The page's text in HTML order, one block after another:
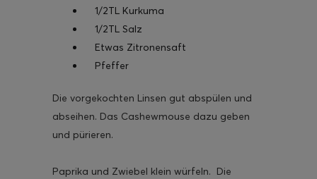
1/2TL Kurkuma
1/2TL Salz
Etwas Zitronensaft
Pfeffer
Die vorgekochten Linsen gut abspülen und
abseihen. Das Cashewmouse dazu geben
und pürieren.
Paprika und Zwiebel klein würfeln. Die